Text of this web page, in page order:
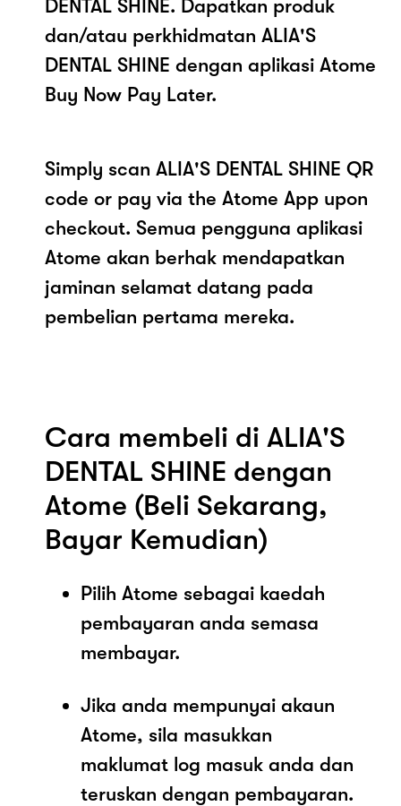
DENTAL SHINE. Dapatkan produk
dan/atau perkhidmatan ALIA'S
DENTAL SHINE dengan aplikasi Atome
Buy Now Pay Later.
Simply scan ALIA'S DENTAL SHINE QR
code or pay via the Atome App upon
checkout. Semua pengguna aplikasi
Atome akan berhak mendapatkan
jaminan selamat datang pada
pembelian pertama mereka.
Cara membeli di ALIA'S
DENTAL SHINE dengan
Atome (Beli Sekarang,
Bayar Kemudian)
Pilih Atome sebagai kaedah
pembayaran anda semasa
membayar.
Jika anda mempunyai akaun
Atome, sila masukkan
maklumat log masuk anda dan
teruskan dengan pembayaran.